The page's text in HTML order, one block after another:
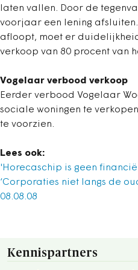
laten vallen. Door de
voorjaar een lening
afloopt, moet er
verkoop van 80 procent van
Vogelaar verbood verkoop
Eerder verbood Vogelaar
sociale woningen te
te voorzien.
Lees ook:
'Horecaschip is geen
‘Corporaties niet langs de
08.08.08
Kennispartners